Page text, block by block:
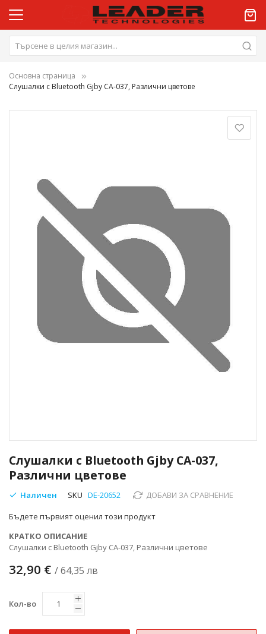
Основна страница
Слушалки с Bluetooth Gjby CA-037, Различни цветове
Слушалки с Bluetooth Gjby CA-037,
Различни цветове
Наличен SKU DE-20652 ДОБАВИ ЗА СРАВНЕНИЕ
Бъдете първият оценил този продукт
КРАТКО ОПИСАНИЕ
Слушалки с Bluetooth Gjby CA-037, Различни цветове
32,90 € / 64,35 лв
Кол-во
изображенията
към
началото
на
галерия
снимки